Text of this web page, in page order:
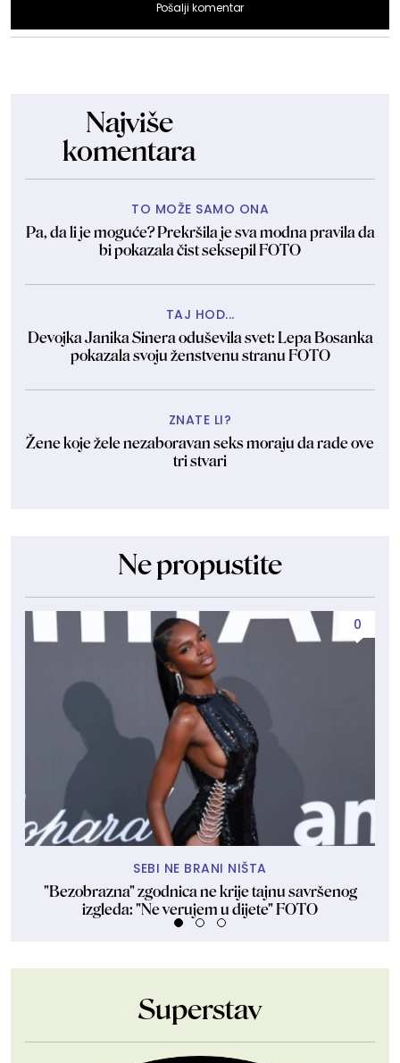
Pošalji komentar
Najviše
komentara
TO MOŽE SAMO ONA
Pa, da li je moguće? Prekršila je sva modna pravila da
bi pokazala čist seksepil FOTO
TAJ HOD...
Devojka Janika Sinera oduševila svet: Lepa Bosanka
pokazala svoju ženstvenu stranu FOTO
ZNATE LI?
Žene koje žele nezaboravan seks moraju da rade ove
tri stvari
Ne propustite
0
SEBI NE BRANI NIŠTA
"Bezobrazna" zgodnica ne krije tajnu savršenog
izgleda: "Ne verujem u dijete" FOTO
Superstav